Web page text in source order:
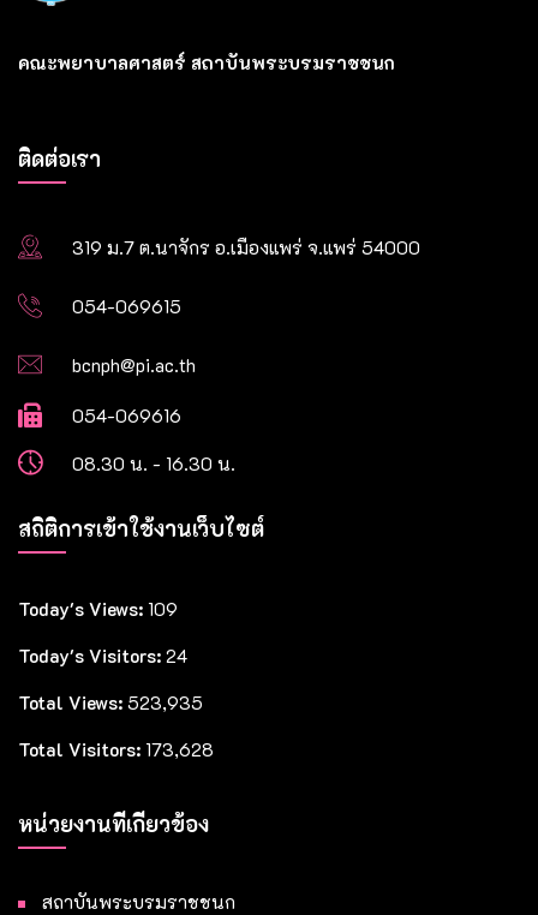
คณะพยาบาลศาสตร์ สถาบันพระบรมราชชนก
ติดต่อเรา
319 ม.7 ต.นาจักร อ.เมืองแพร่ จ.แพร่ 54000
054-069615
bcnph@pi.ac.th
054-069616
08.30 น. - 16.30 น.
สถิติการเข้าใช้งานเว็บไซต์
Today's Views: 109
Today's Visitors: 24
Total Views: 523,935
Total Visitors: 173,628
หน่วยงานที่เกี่ยวข้อง
สถาบันพระบรมราชชนก